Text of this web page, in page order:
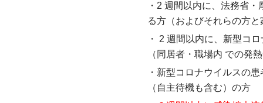
・2 週間以内に、法務省
る方（およびそれらの方
・ 2 週間以内に、新型コ
（同居者・職場内 での発
・新型コロナウイルスの
（自主待機も含む）の方